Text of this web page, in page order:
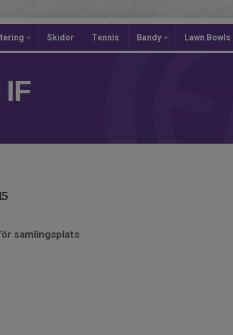
Skidor Tennis Bandy Lawn Bowls
samlingsplats